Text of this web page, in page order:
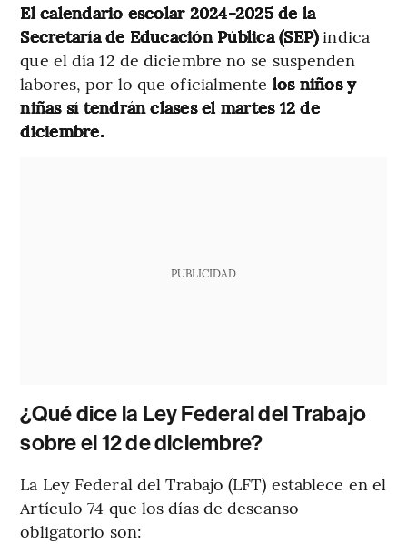
El calendario escolar 2024-2025 de la
Secretaría de Educación Pública (SEP)indica
que el día 12 de diciembre no se suspenden
labores, por lo que oficialmente los niños y
niñas sí tendrán clases el martes 12 de
diciembre.
PUBLICIDAD
¿Qué dice la Ley Federal del Trabajo
sobre el 12 de diciembre?
La Ley Federal del Trabajo (LFT) establece en el
Artículo 74 que los días de descanso
obligatorio son: